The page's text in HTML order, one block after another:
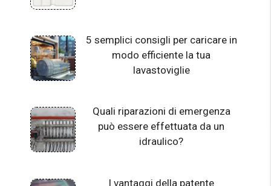
5 semplici consigli per caricare in
modo efficiente la tua
lavastoviglie
Quali riparazioni di emergenza
può essere effettuata da un
idraulico?
I vantaggi della patente